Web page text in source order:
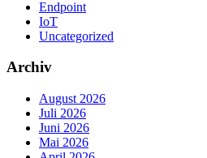
Endpoint
IoT
Uncategorized
Archiv
August 2026
Juli 2026
Juni 2026
Mai 2026